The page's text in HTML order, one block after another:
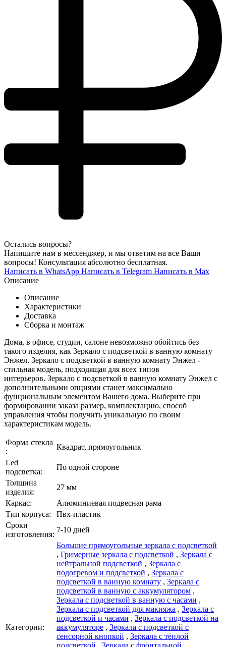
Остались вопросы?
Напишите нам в мессенджер, и мы ответим на все Ваши
вопросы! Консультация абсолютно бесплатная.
Написать в WhatsApp Написать в Telegram Написать в Max
Описание
Описание
Характеристики
Доставка
Сборка и монтаж
Дома, в офисе, студии, салоне невозможно обойтись без
такого изделия, как Зеркало с подсветкой в ванную комнату
Энжел. Зеркало с подсветкой в ванную комнату Энжел -
стильная модель, подходящая для всех типов
интерьеров. Зеркало с подсветкой в ванную комнату Энжел с
дополнительными опциями станет максимально
фунциональным элементом Вашего дома. Выберите при
формировании заказа размер, комплектацию, способ
управления чтобы получить уникальную по своим
характеристикам модель.
Форма стекла
:
Квадрат, прямоугольник
Led
подсветка:
По одной стороне
Толщина
изделия:
27 мм
Каркаc:
Алюминиевая подвесная рама
Тип корпуса:
Пвх-пластик
Сроки
изготовления:
7-10 дней
Категории:
Большие прямоугольные зеркала с подсветкой
, Гримерные зеркала с подсветкой , Зеркала с
нейтральной подсветкой , Зеркала с
подогревом и подсветкой , Зеркала с
подсветкой в ванную комнату , Зеркала с
подсветкой в ванную с аккумулятором ,
Зеркала с подсветкой в ванную с часами ,
Зеркала с подсветкой для макияжа , Зеркала с
подсветкой и часами , Зеркала с подсветкой на
аккумуляторе , Зеркала с подсветкой с
сенсорной кнопкой , Зеркала с тёплой
подсветкой , Зеркала с фронтальной